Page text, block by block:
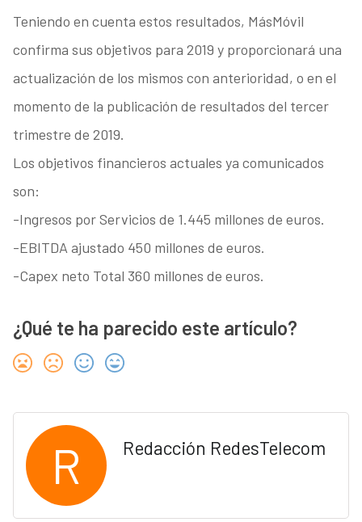
Teniendo en cuenta estos resultados, MásMóvil
confirma sus objetivos para 2019 y proporcionará una
actualización de los mismos con anterioridad, o en el
momento de la publicación de resultados del tercer
trimestre de 2019.
Los objetivos financieros actuales ya comunicados
son:
-Ingresos por Servicios de 1.445 millones de euros.
-EBITDA ajustado 450 millones de euros.
-Capex neto Total 360 millones de euros.
¿Qué te ha parecido este artículo?
R Redacción RedesTelecom